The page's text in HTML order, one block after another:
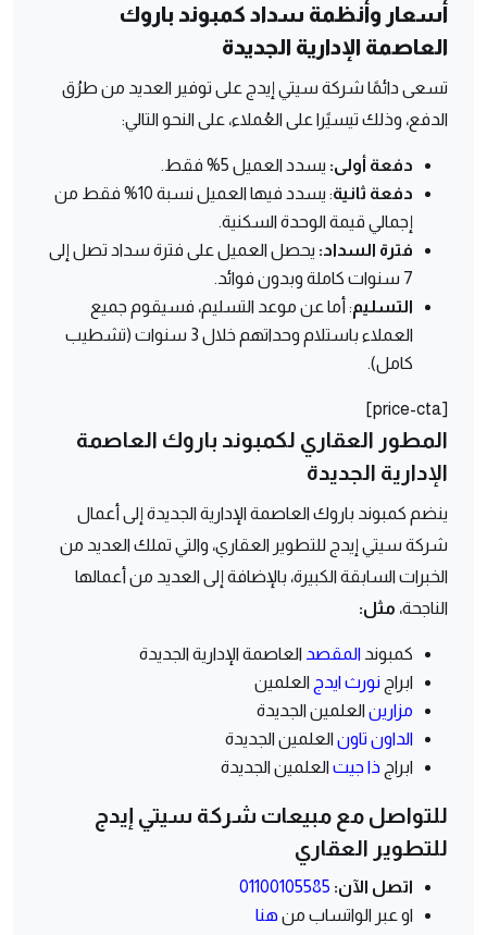
أسعار وأنظمة سداد كمبوند باروك
العاصمة الإدارية الجديدة
تسعى دائمًا شركة سيتي إيدج على توفير العديد من طرُق
الدفع، وذلك تيسيًرا على العُملاء، على النحو التالي:
دفعة أولى: يسدد العميل 5% فقط.
دفعة ثانية
: يسدد فيها العميل نسبة 10% فقط من
إجمالي قيمة الوحدة السكنية.
فترة السداد: يحصل العميل على فترة سداد تصل إلى
7 سنوات كاملة وبدون فوائد.
التسليم: أما عن موعد التسليم، فسيقوم جميع
العملاء باستلام وحداتهم خلال 3 سنوات (تشطيب
كامل).
[price-cta]
المطور العقاري لكمبوند باروك العاصمة
الإدارية الجديدة
ينضم كمبوند باروك العاصمة الإدارية الجديدة إلى أعمال
شركة سيتي إيدج للتطوير العقاري، والتي تملك العديد من
الخبرات السابقة الكبيرة، بالإضافة إلى العديد من أعمالها
الناجحة، مثل:
كمبوند المقصد العاصمة الإدارية الجديدة
ابراج نورث ايدج العلمين
مزارين العلمين الجديدة
الداون تاون العلمين الجديدة
ابراج ذا جيت العلمين الجديدة
للتواصل مع مبيعات شركة سيتي إيدج
للتطوير العقاري
اتصل الآن: 01100105585
او عبر الواتساب من هنا